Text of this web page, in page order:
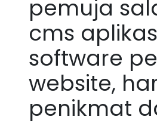
pemuja
cms
software
website,
penikmat